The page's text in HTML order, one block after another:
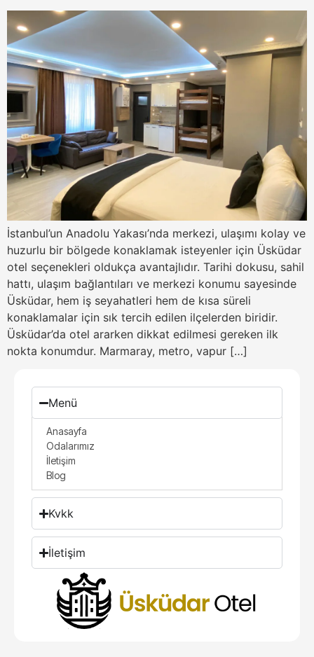
İstanbul’un Anadolu Yakası’nda merkezi, ulaşımı kolay ve
huzurlu bir bölgede konaklamak isteyenler için Üsküdar
otel seçenekleri oldukça avantajlıdır. Tarihi dokusu, sahil
hattı, ulaşım bağlantıları ve merkezi konumu sayesinde
Üsküdar, hem iş seyahatleri hem de kısa süreli
konaklamalar için sık tercih edilen ilçelerden biridir.
Üsküdar’da otel ararken dikkat edilmesi gereken ilk
nokta konumdur. Marmaray, metro, vapur […]
Menü
Anasayfa
Odalarımız
İletişim
Blog
Kvkk
İletişim